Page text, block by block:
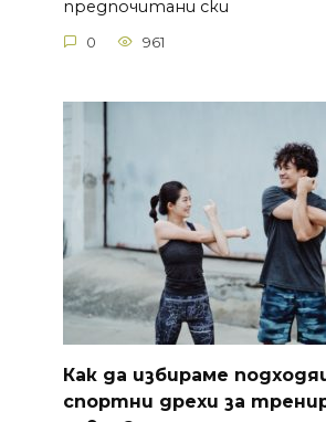
предпочитани ски
0 961
Как да избираме
спортни дрехи за